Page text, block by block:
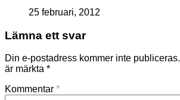
25 februari, 2012
Lämna ett svar
Din e-postadress kommer inte publiceras.
är märkta *
Kommentar *